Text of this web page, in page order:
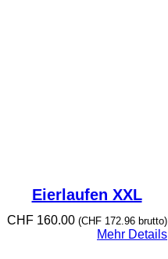
Eierlaufen XXL
CHF160.00 (CHF172.96brutto)
Mehr Details